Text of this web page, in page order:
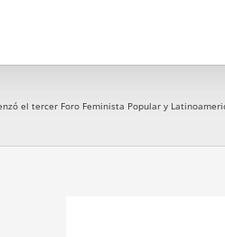
el tercer Foro Feminista Popular y